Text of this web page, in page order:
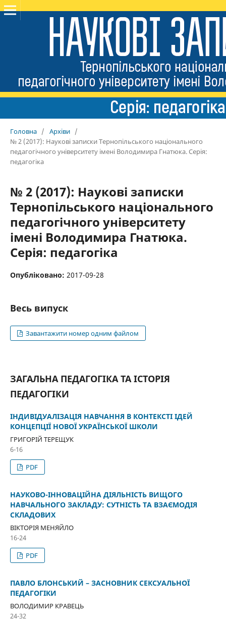
Головна / Архіви /
№ 2 (2017): Наукові записки Тернопільського національного
педагогічного університету імені Володимира Гнатюка. Серія:
педагогіка
№ 2 (2017): Наукові записки
Тернопільського національного
педагогічного університету
імені Володимира Гнатюка.
Серія: педагогіка
Опубліковано: 2017-09-28
Весь випуск
Завантажити номер одним файлом
ЗАГАЛЬНА ПЕДАГОГІКА ТА ІСТОРІЯ
ПЕДАГОГІКИ
ІНДИВІДУАЛІЗАЦІЯ НАВЧАННЯ В КОНТЕКСТІ ІДЕЙ
КОНЦЕПЦІЇ НОВОЇ УКРАЇНСЬКОЇ ШКОЛИ
ГРИГОРІЙ ТЕРЕЩУК
6-16
PDF
НАУКОВО-ІННОВАЦІЙНА ДІЯЛЬНІСТЬ ВИЩОГО
НАВЧАЛЬНОГО ЗАКЛАДУ: СУТНІСТЬ ТА ВЗАЄМОДІЯ
СКЛАДОВИХ
ВІКТОРІЯ МЕНЯЙЛО
16-24
PDF
ПАВЛО БЛОНСЬКИЙ – ЗАСНОВНИК СЕКСУАЛЬНОЇ
ПЕДАГОГІКИ
ВОЛОДИМИР КРАВЕЦЬ
24-32